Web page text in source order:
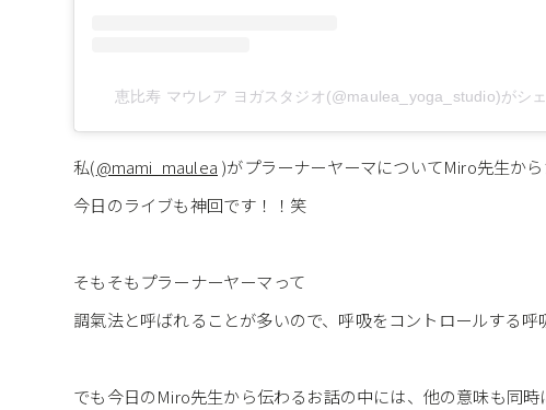
恵比寿 マウレア ヨガスタジオ(@maulea_yoga_studio)がシ
私(@mami_maulea )がプラーナーヤーマについてMiro先生か
今日のライブも神回です！！笑
そもそもプラーナーヤーマって
調氣法と呼ばれることが多いので、呼吸をコントロールする
でも今日のMiro先生から伝わるお話の中には、他の意味も同